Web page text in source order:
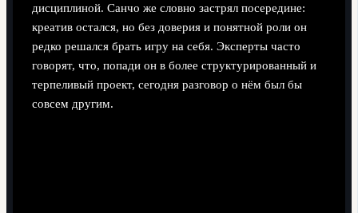
дисциплиной. Санчо же словно застрял посередине:
креатив остался, но без доверия и понятной роли он
редко решался брать игру на себя. Эксперты часто
говорят, что, попади он в более структурированный и
терпеливый проект, сегодня разговор о нём был бы
совсем другим.